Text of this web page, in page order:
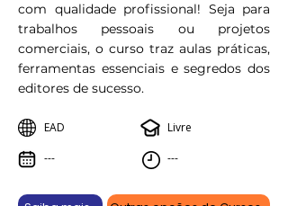
com qualidade profissional! Seja para
trabalhos pessoais ou projetos
comerciais, o curso traz aulas práticas,
ferramentas essenciais e segredos dos
editores de sucesso.
EAD
---
Livre
---